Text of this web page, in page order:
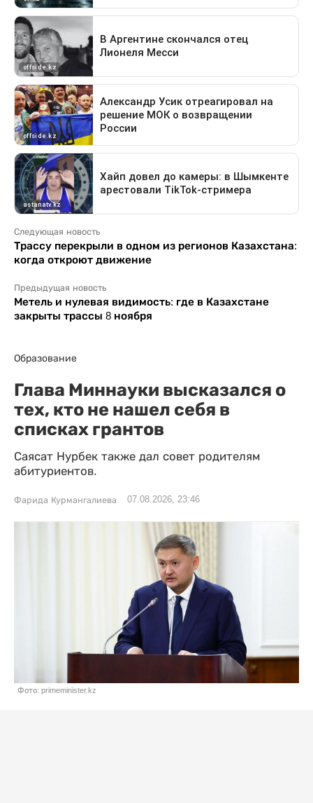
Следующая новость
Трассу перекрыли в одном из регионов Казахстана:
когда откроют движение
Предыдущая новость
Метель и нулевая видимость: где в Казахстане
закрыты трассы 8 ноября
Образование
Глава Миннауки высказался о
тех, кто не нашел себя в
списках грантов
Саясат Нурбек также дал совет родителям
абитуриентов.
Фарида Курмангалиева 07.08.2026, 23:46
Фото: primeminister.kz